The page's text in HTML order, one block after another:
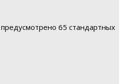
65 стандартных